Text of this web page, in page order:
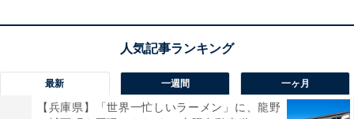
最新 一週間 一ヶ月
【兵庫県】「世界一忙しいラーメン」に、龍野